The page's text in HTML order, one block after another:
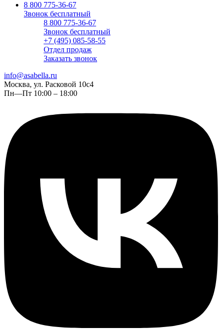
8 800 775-36-67
Звонок бесплатный
8 800 775-36-67
Звонок бесплатный
+7 (495) 085-58-55
Отдел продаж
Заказать звонок
info@asabella.ru
Москва, ул. Расковой 10с4
Пн—Пт 10:00 – 18:00